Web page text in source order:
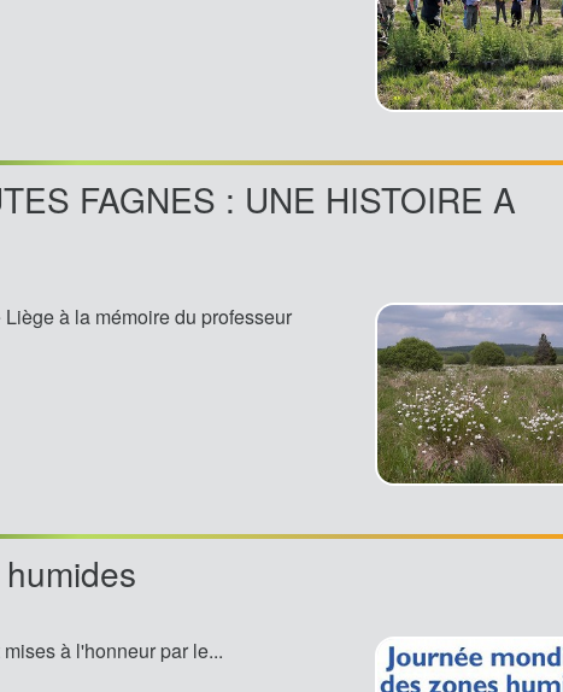
FAGNES : UNE HISTOIRE A
à la mémoire du professeur
à l'honneur par le...